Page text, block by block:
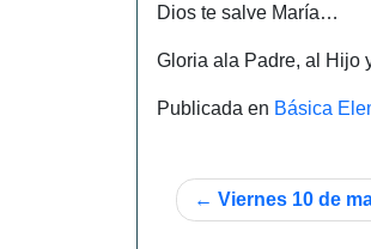
Dios te salve María…
Gloria ala Padre, al Hijo
Publicada en Básica
Viernes 10 de